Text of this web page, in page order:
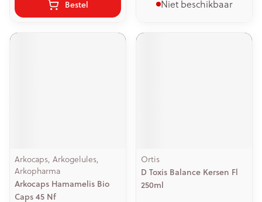
Bestel Niet beschikbaar
Arkocaps, Arkogelules,
Arkopharma
Arkocaps Hamamelis Bio
Caps 45 Nf
Ortis
D Toxis Balance Kersen Fl
250ml